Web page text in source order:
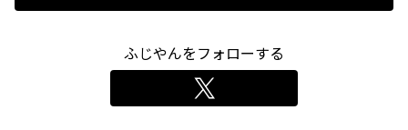
ふじやんをフォローする